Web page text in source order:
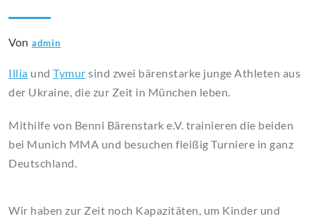
Von admin
Illia und Tymur sind zwei bärenstarke junge Athleten aus
der Ukraine, die zur Zeit in München leben.
Mithilfe von Benni Bärenstark e.V. trainieren die beiden
bei Munich MMA und besuchen fleißig Turniere in ganz
Deutschland.
Wir haben zur Zeit noch Kapazitäten, um Kinder und